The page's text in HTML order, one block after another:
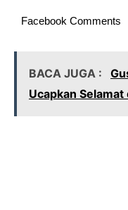
Facebook Comments
BACA JUGA :
Ucapkan